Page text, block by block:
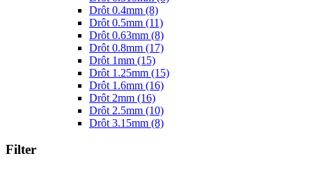
Drôt 0.4mm (8)
Drôt 0.5mm (11)
Drôt 0.63mm (8)
Drôt 0.8mm (17)
Drôt 1mm (15)
Drôt 1.25mm (15)
Drôt 1.6mm (16)
Drôt 2mm (16)
Drôt 2.5mm (10)
Drôt 3.15mm (8)
Filter